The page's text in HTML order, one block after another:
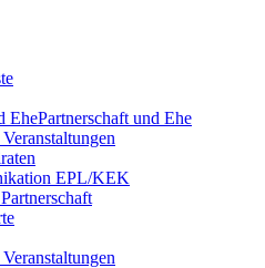
Partnerschaft und Ehe
EPL/KEK